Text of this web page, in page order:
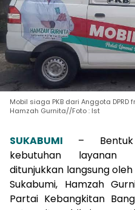
Mobil siaga PKB dari Anggota DPRD
Hamzah Gurnita//Foto : Ist
SUKABUMI
–
kebutuhan layanan
ditunjukkan langsung
Sukabumi, Hamzah
Partai Kebangkitan